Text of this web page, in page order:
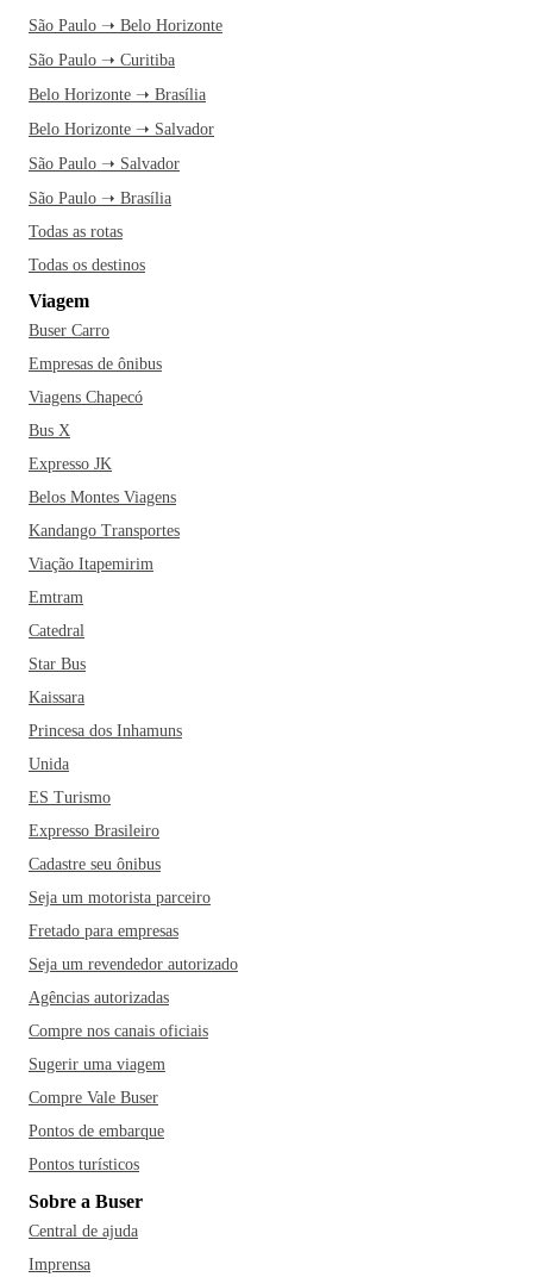
São Paulo ➝ Belo Horizonte
São Paulo ➝ Curitiba
Belo Horizonte ➝ Brasília
Belo Horizonte ➝ Salvador
São Paulo ➝ Salvador
São Paulo ➝ Brasília
Todas as rotas
Todas os destinos
Viagem
Buser Carro
Empresas de ônibus
Viagens Chapecó
Bus X
Expresso JK
Belos Montes Viagens
Kandango Transportes
Viação Itapemirim
Emtram
Catedral
Star Bus
Kaissara
Princesa dos Inhamuns
Unida
ES Turismo
Expresso Brasileiro
Cadastre seu ônibus
Seja um motorista parceiro
Fretado para empresas
Seja um revendedor autorizado
Agências autorizadas
Compre nos canais oficiais
Sugerir uma viagem
Compre Vale Buser
Pontos de embarque
Pontos turísticos
Sobre a Buser
Central de ajuda
Imprensa